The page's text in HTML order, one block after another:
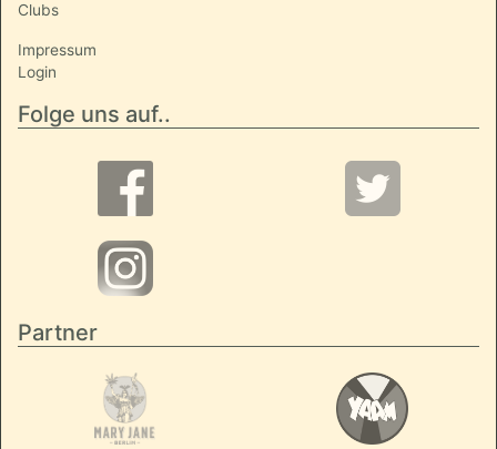
Clubs
Impressum
Login
Folge uns auf..
Partner